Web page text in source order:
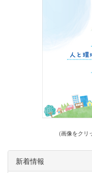
(画像をクリ
新着情報